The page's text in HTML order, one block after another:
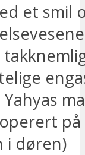
et smil
i døren)